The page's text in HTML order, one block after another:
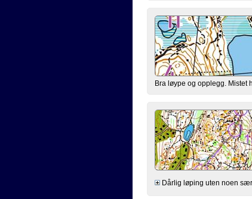
Bra løype og opplegg. Mistet
Dårlig løping uten noen